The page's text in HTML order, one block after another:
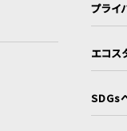
プライ
エコス
SDGs